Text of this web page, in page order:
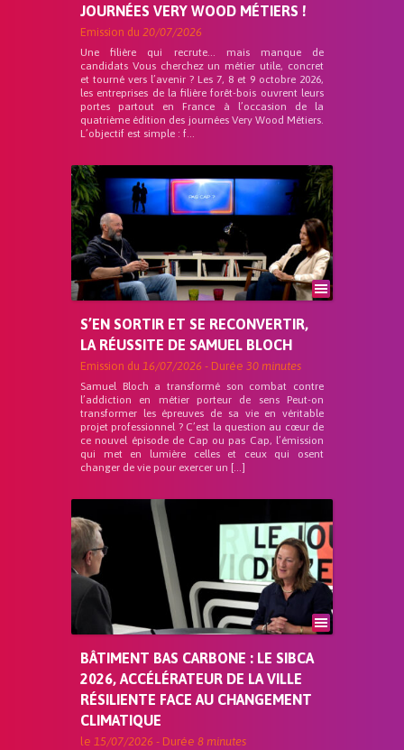
JOURNÉES VERY WOOD MÉTIERS !
Emission du 20/07/2026
Une filière qui recrute… mais manque de
candidats Vous cherchez un métier utile, concret
et tourné vers l’avenir ? Les 7, 8 et 9 octobre 2026,
les entreprises de la filière forêt-bois ouvrent leurs
portes partout en France à l’occasion de la
quatrième édition des journées Very Wood Métiers.
L’objectif est simple : f...
S’EN SORTIR ET SE RECONVERTIR,
LA RÉUSSITE DE SAMUEL BLOCH
Emission du 16/07/2026 - Durée 30 minutes
Samuel Bloch a transformé son combat contre
l’addiction en métier porteur de sens Peut-on
transformer les épreuves de sa vie en véritable
projet professionnel ? C’est la question au cœur de
ce nouvel épisode de Cap ou pas Cap, l’émission
qui met en lumière celles et ceux qui osent
changer de vie pour exercer un […]
BÂTIMENT BAS CARBONE : LE SIBCA
2026, ACCÉLÉRATEUR DE LA VILLE
RÉSILIENTE FACE AU CHANGEMENT
CLIMATIQUE
le 15/07/2026 - Durée 8 minutes